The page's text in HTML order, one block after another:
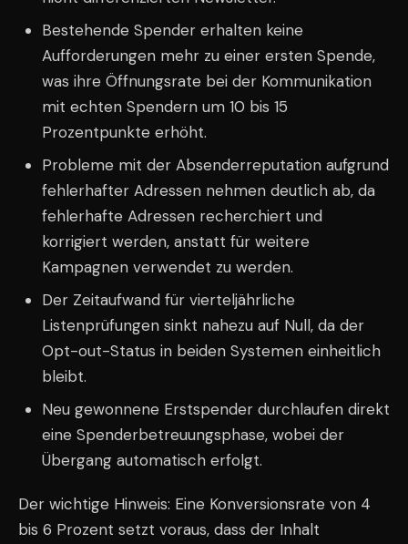
Bestehende Spender erhalten keine
Aufforderungen mehr zu einer ersten Spende,
was ihre Öffnungsrate bei der Kommunikation
mit echten Spendern um 10 bis 15
Prozentpunkte erhöht.
Probleme mit der Absenderreputation aufgrund
fehlerhafter Adressen nehmen deutlich ab, da
fehlerhafte Adressen recherchiert und
korrigiert werden, anstatt für weitere
Kampagnen verwendet zu werden.
Der Zeitaufwand für vierteljährliche
Listenprüfungen sinkt nahezu auf Null, da der
Opt-out-Status in beiden Systemen einheitlich
bleibt.
Neu gewonnene Erstspender durchlaufen direkt
eine Spenderbetreuungsphase, wobei der
Übergang automatisch erfolgt.
Der wichtige Hinweis: Eine Konversionsrate von 4
bis 6 Prozent setzt voraus, dass der Inhalt